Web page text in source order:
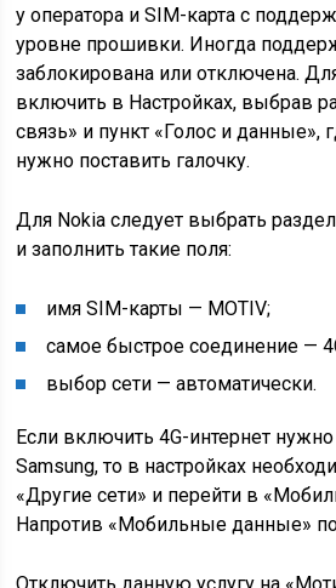
у оператора и SIM-карта с
уровне прошивки. Иногда
заблокирована или отключена.
включить в Настройках, выбрав
связь» и пункт «Голос и данные»,
нужно поставить галочку.
Для Nokia следует выбрать
и заполнить такие поля:
имя SIM-карты — MOTIV;
самое быстрое соединение —
выбор сети — автоматически.
Если включить 4G-интернет
Samsung, то в настройках
«Другие сети» и перейти в
Напротив «Мобильные данные»